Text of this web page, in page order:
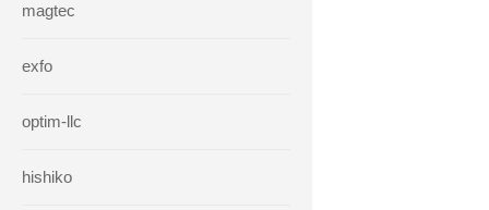
magtec
exfo
optim-llc
hishiko